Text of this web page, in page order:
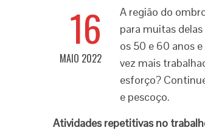
16
MAIO 2022
A região do
para muitas
os 50 e 60 anos
vez mais
esforço?
e pescoço.
Atividades repetitivas no